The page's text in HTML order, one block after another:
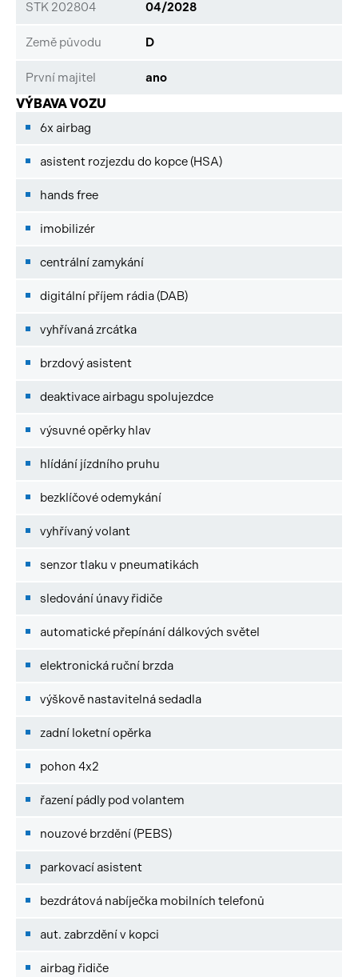
STK 202804 04/2028
Země původu D
První majitel ano
VÝBAVA VOZU
6x airbag
asistent rozjezdu do kopce (HSA)
hands free
imobilizér
centrální zamykání
digitální příjem rádia (DAB)
vyhřívaná zrcátka
brzdový asistent
deaktivace airbagu spolujezdce
výsuvné opěrky hlav
hlídání jízdního pruhu
bezklíčové odemykání
vyhřívaný volant
senzor tlaku v pneumatikách
sledování únavy řidiče
automatické přepínání dálkových světel
elektronická ruční brzda
výškově nastavitelná sedadla
zadní loketní opěrka
pohon 4x2
řazení pádly pod volantem
nouzové brzdění (PEBS)
parkovací asistent
bezdrátová nabíječka mobilních telefonů
aut. zabrzdění v kopci
airbag řidiče